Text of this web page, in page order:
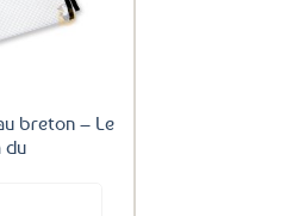
breton – Le
du